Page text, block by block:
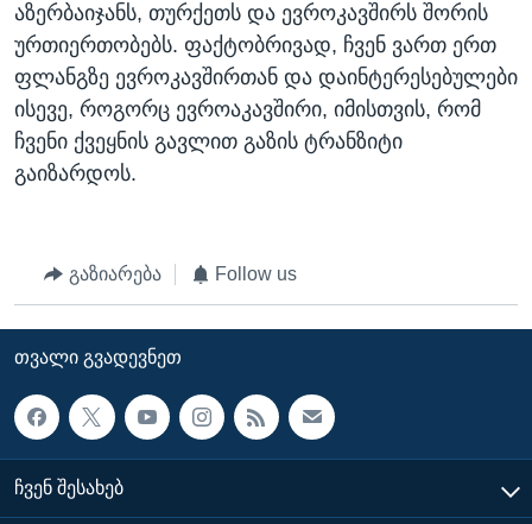
აზერბაიჯანს, თურქეთს და ევროკავშირს შორის
ურთიერთობებს. ფაქტობრივად, ჩვენ ვართ ერთ
ფლანგზე ევროკავშირთან და დაინტერესებულები
ისევე, როგორც ევროაკავშირი, იმისთვის, რომ
ჩვენი ქვეყნის გავლით გაზის ტრანზიტი
გაიზარდოს.
გაზიარება Follow us
ᲗᲕᲐᲚᲘ ᲒᲕᲐᲓᲔᲕᲜᲔᲗ
ᲩᲕᲔᲜ ᲨᲔᲡᲐᲮᲔᲑ